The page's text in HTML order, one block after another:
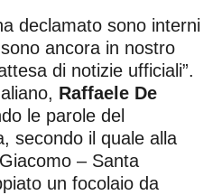
declamato sono interni
ancora in nostro
di notizie ufficiali”.
Raffaele De
le parole del
secondo il quale alla
– Santa
un focolaio da